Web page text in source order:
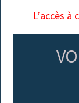
L’accès